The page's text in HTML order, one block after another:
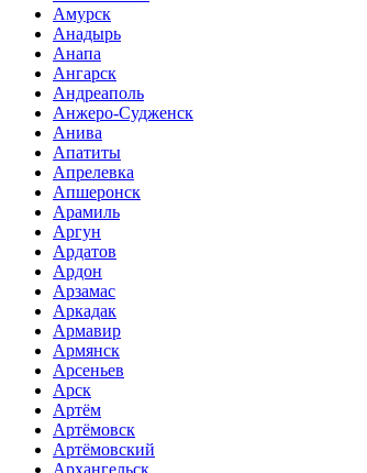
Амурск
Анадырь
Анапа
Ангарск
Андреаполь
Анжеро-Судженск
Анива
Апатиты
Апрелевка
Апшеронск
Арамиль
Аргун
Ардатов
Ардон
Арзамас
Аркадак
Армавир
Армянск
Арсеньев
Арск
Артём
Артёмовск
Артёмовский
Архангельск